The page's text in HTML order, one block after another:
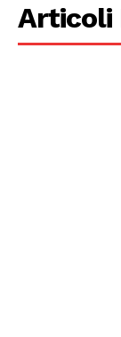
Articoli